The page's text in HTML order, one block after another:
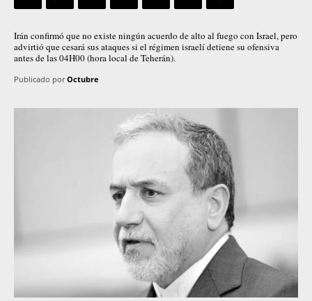
Irán confirmó que no existe ningún acuerdo de alto al fuego con Israel, pero
advirtió que cesará sus ataques si el régimen israelí detiene su ofensiva
antes de las 04H00 (hora local de Teherán).
Publicado por Octubre